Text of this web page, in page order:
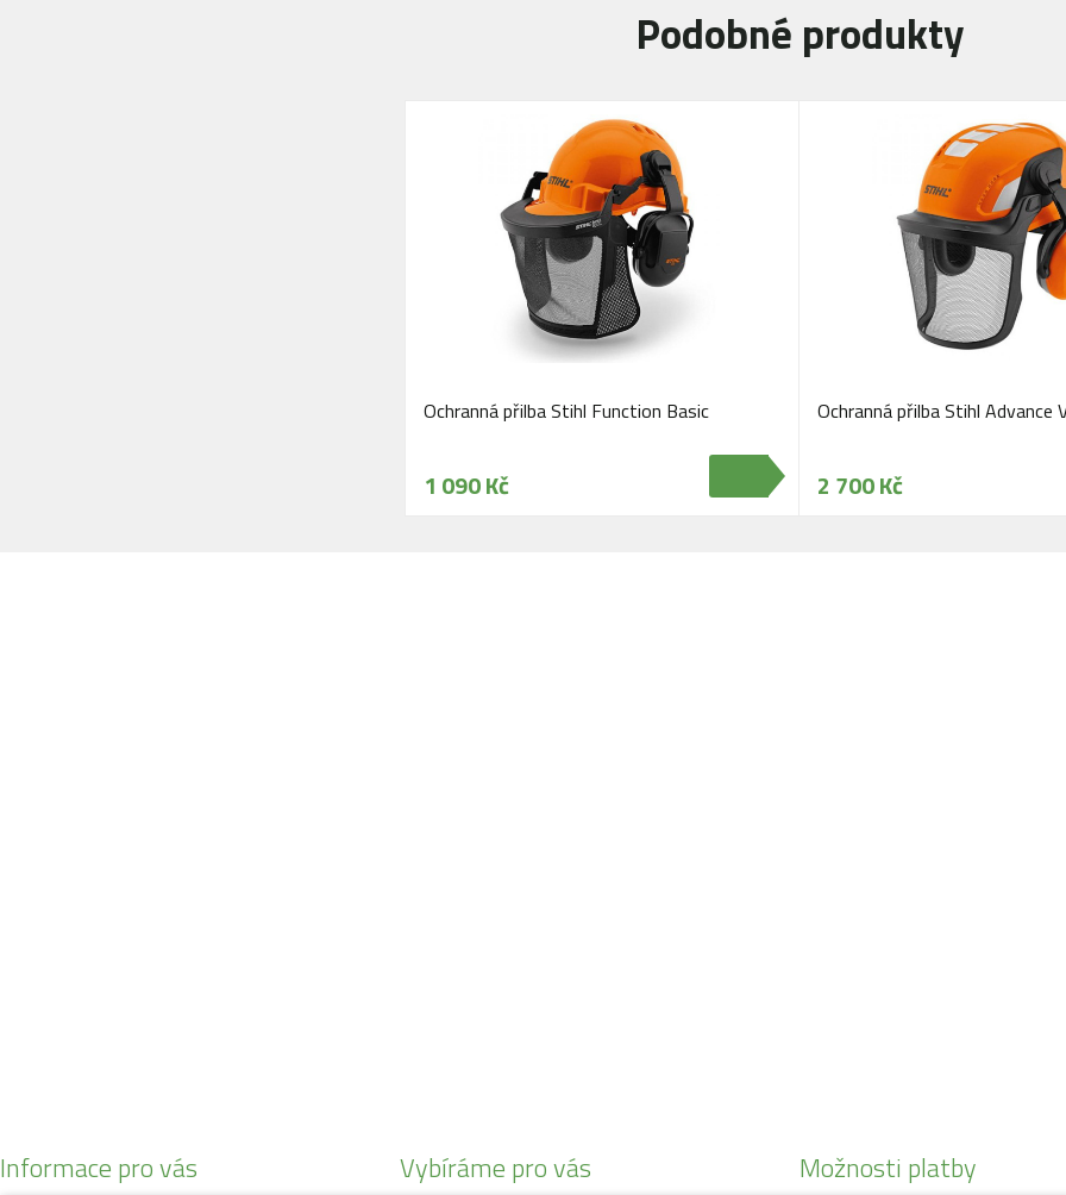
Podobné produkty
Ochranná přilba Stihl Function Basic
1 090 Kč
Ochranná přilba Stihl Advance
2 700 Kč
Informace pro vás Vybíráme pro vás Možnosti platby